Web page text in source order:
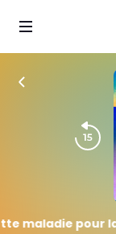
maladie pour